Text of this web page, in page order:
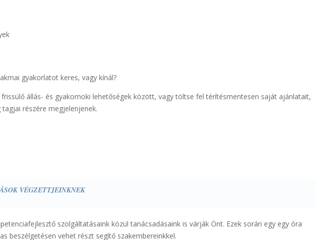
gyakorlatot keres, vagy kínál?
állás- és gyakornoki lehetőségek között, vagy töltse fel térítésmentesen saját ajánlatait,
részére megjelenjenek.
VÉGZETTJEINKNEK
szolgáltatásaink közül tanácsadásaink is várják Önt. Ezek során egy egy óra
beszélgetésen vehet részt segítő szakembereinkkel.